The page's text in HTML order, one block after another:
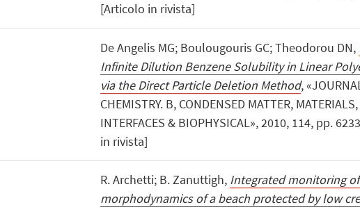
[Articolo in rivista]
De Angelis MG; Boulougouris GC; Theodorou DN,
Infinite Dilution Benzene Solubility in Linear
via the Direct Particle Deletion Method,
CHEMISTRY. B, CONDENSED MATTER,
INTERFACES & BIOPHYSICAL», 2010, 114, pp.
in rivista]
R. Archetti; B. Zanuttigh, Integrated monitoring
morphodynamics of a beach protected by low